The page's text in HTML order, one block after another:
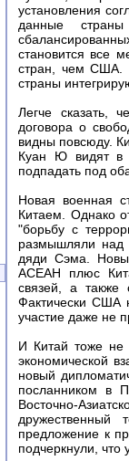
установления
данные
становится все
стран, чем США.
страны
Легче сказать,
договора о
видны повсюду.
Куан Ю видят в
подпадать под
Новая военная
Китаем. Однако
"борьбу с
размышляли над
дяди Сэма.
АСЕАН плюс
связей, а также
Фактически США
участие даже не
И Китай тоже не
экономической
новый
посланником в
Восточно-
предложение к
подчеркнули,